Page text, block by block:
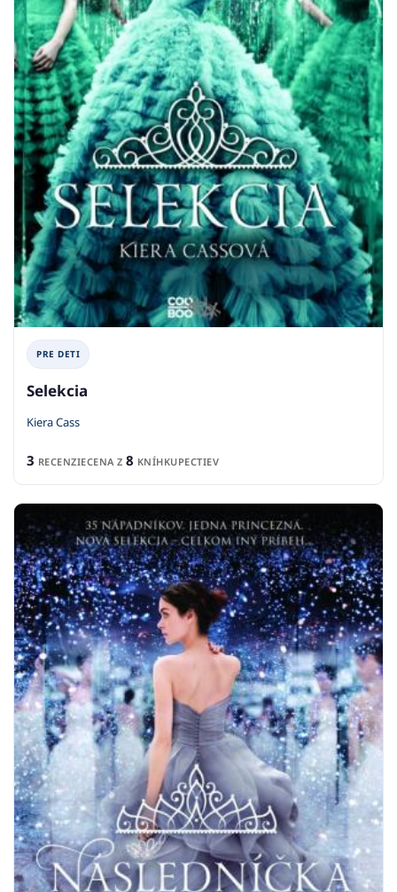
PRE DETI
Selekcia
Kiera Cass
3 RECENZIECENA Z 8 KNÍHKUPECTIEV